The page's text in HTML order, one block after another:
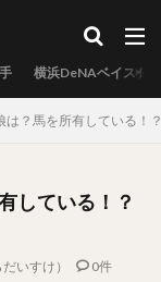
横浜DeNAベイスタ
は？馬を所有している！
している！？
いすけ） 0件